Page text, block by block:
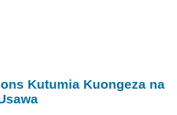
Kutumia Kuongeza na